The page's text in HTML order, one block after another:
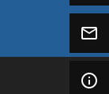
mail_outline
info_outline